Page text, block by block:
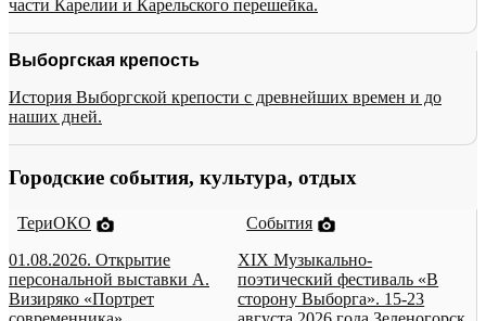
части Карелии и Карельского перешейка.
Выборгская крепость
История Выборгской крепости с древнейших времен и до
наших дней.
Городские события, культура, отдых
ТериОКО
01.08.2026. Открытие
персональной выставки А.
Визиряко «Портрет
События
XIX Музыкально-
поэтический фестиваль «В
сторону Выборга». 15-23